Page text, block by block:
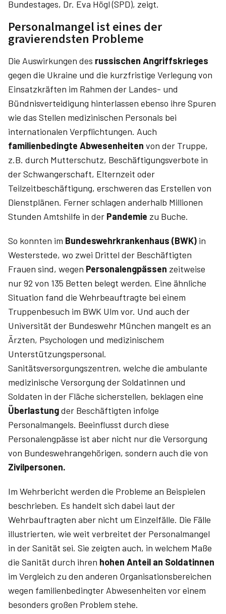
Bundestages, Dr. Eva Högl (SPD), zeigt.
Personalmangel ist eines der
gravierendsten Probleme
Die Auswirkungen des russischen Angriffskrieges
gegen die Ukraine und die kurzfristige Verlegung von
Einsatzkräften im Rahmen der Landes- und
Bündnisverteidigung hinterlassen ebenso ihre Spuren
wie das Stellen medizinischen Personals bei
internationalen Verpflichtungen. Auch
familienbedingte Abwesenheiten von der Truppe,
z.B. durch Mutterschutz, Beschäftigungsverbote in
der Schwangerschaft, Elternzeit oder
Teilzeitbeschäftigung, erschweren das Erstellen von
Dienstplänen. Ferner schlagen anderhalb Millionen
Stunden Amtshilfe in der Pandemie zu Buche.
So konnten im Bundeswehrkrankenhaus (BWK) in
Westerstede, wo zwei Drittel der Beschäftigten
Frauen sind, wegen Personalengpässen zeitweise
nur 92 von 135 Betten belegt werden. Eine ähnliche
Situation fand die Wehrbeauftragte bei einem
Truppenbesuch im BWK Ulm vor. Und auch der
Universität der Bundeswehr München mangelt es an
Ärzten, Psychologen und medizinischem
Unterstützungspersonal.
Sanitätsversorgungszentren, welche die ambulante
medizinische Versorgung der Soldatinnen und
Soldaten in der Fläche sicherstellen, beklagen eine
Überlastungder Beschäftigten infolge
Personalmangels. Beeinflusst durch diese
Personalengpässe ist aber nicht nur die Versorgung
von Bundeswehrangehörigen, sondern auch die von
Zivilpersonen.
Im Wehrbericht werden die Probleme an Beispielen
beschrieben. Es handelt sich dabei laut der
Wehrbauftragten aber nicht um Einzelfälle. Die Fälle
illustrierten, wie weit verbreitet der Personalmangel
in der Sanität sei. Sie zeigten auch, in welchem Maße
die Sanität durch ihren hohen Anteil an Soldatinnen
im Vergleich zu den anderen Organisationsbereichen
wegen familienbedingter Abwesenheiten vor einem
besonders großen Problem stehe.